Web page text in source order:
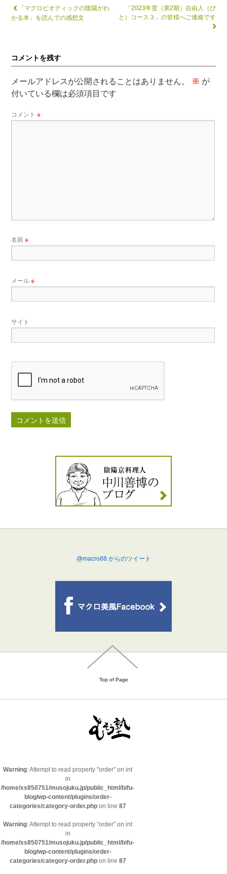
「マクロビオティックの陰陽がわ
かる本」を読んでの感想文
「2023年度（第2期）自由人（び
と）コース３」の皆様へご連絡です
コメントを残す
メールアドレスが公開されることはありません。 ※ が
付いている欄は必須項目です
コメント※
名前※
メール※
サイト
@macro88 からのツイート
Top of Page
Warning: Attempt to read property "order" on int
in
/home/xs850751/musojuku.jp/public_html/bifu-
blog/wp-content/plugins/order-
categories/category-order.phpon line 87
Warning: Attempt to read property "order" on int
in
/home/xs850751/musojuku.jp/public_html/bifu-
blog/wp-content/plugins/order-
categories/category-order.phpon line 87